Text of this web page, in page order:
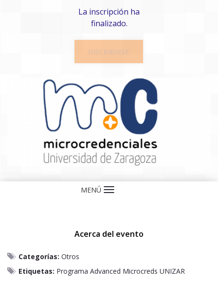
La inscripción ha
finalizado.
INSCRIBIRSE
MENÚ Idioma
Acerca del evento
Categorías: Otros
Etiquetas: Programa Advanced Microcreds UNIZAR